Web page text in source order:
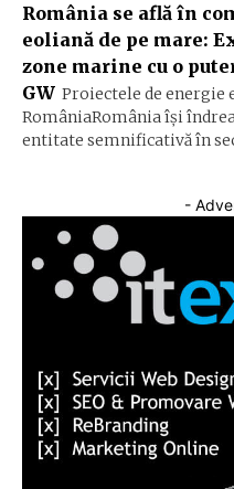
România se află în
eoliană de pe mare:
zone marine cu o
GW Proiectele de energie
RomâniaRomânia își
entitate semnificativă în
-